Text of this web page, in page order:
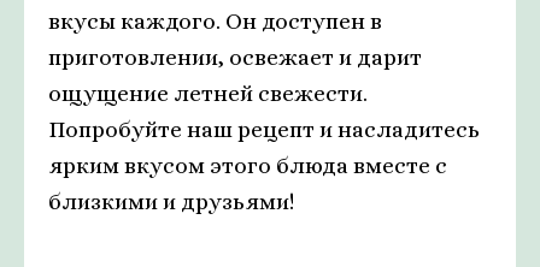
вкусы каждого. Он доступен в
приготовлении, освежает и дарит
ощущение летней свежести.
Попробуйте наш рецепт и насладитесь
ярким вкусом этого блюда вместе с
близкими и друзьями!